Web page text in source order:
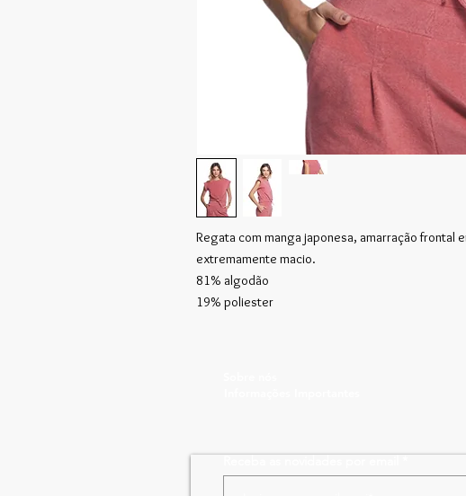
Regata com manga japonesa, amarração frontal
extremamente macio.
81% algodão
19% poliester